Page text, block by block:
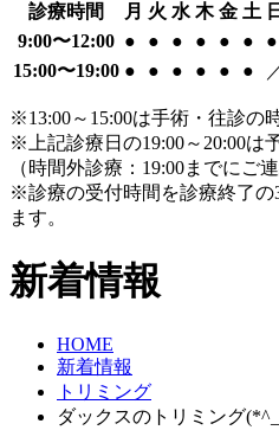
診療時間 月 火 水 木 金 土
9:00〜12:00 ● ● ● ● ● ●
●
15:00〜19:00 ● ● ● ● ● ●
※13:00～15:00は手術・往診の
※上記診療日の19:00～20:00は
（時間外診療：19:00までにご
※診療の受付時間を診療終了の
ます。
新着情報
HOME
新着情報
トリミング
ダックスのトリミング